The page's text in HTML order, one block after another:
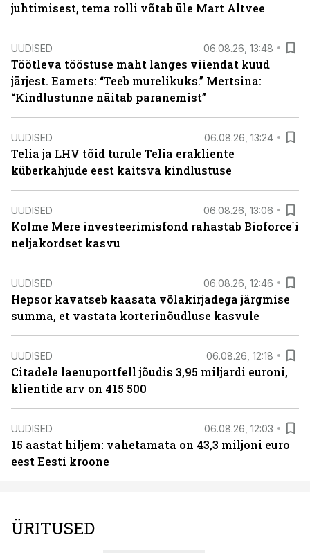
juhtimisest, tema rolli võtab üle Mart Altvee
UUDISED 06.08.26, 13:48
Töötleva tööstuse maht langes viiendat kuud
järjest. Eamets: “Teeb murelikuks.” Mertsina:
“Kindlustunne näitab paranemist”
UUDISED 06.08.26, 13:24
Telia ja LHV tõid turule Telia erakliente
küberkahjude eest kaitsva kindlustuse
UUDISED 06.08.26, 13:06
Kolme Mere investeerimisfond rahastab Bioforce´i
neljakordset kasvu
UUDISED 06.08.26, 12:46
Hepsor kavatseb kaasata võlakirjadega järgmise
summa, et vastata korterinõudluse kasvule
UUDISED 06.08.26, 12:18
Citadele laenuportfell jõudis 3,95 miljardi euroni,
klientide arv on 415 500
UUDISED 06.08.26, 12:03
15 aastat hiljem: vahetamata on 43,3 miljoni euro
eest Eesti kroone
ÜRITUSED